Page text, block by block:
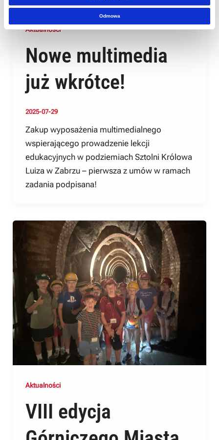
Odmowa
Aktualności
Nowe multimedia
już wkrótce!
2025-07-29
Zakup wyposażenia multimedialnego
wspierającego prowadzenie lekcji
edukacyjnych w podziemiach Sztolni Królowa
Luiza w Zabrzu – pierwsza z umów w ramach
zadania podpisana!
Aktualności
VIII edycja